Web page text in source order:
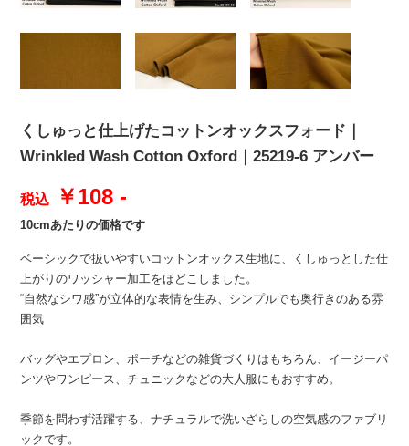
くしゅっと仕上げたコットンオックスフォード｜
Wrinkled Wash Cotton Oxford｜25219-6 アンバー
税込 ￥108 -
10cmあたりの価格です
ベーシックで扱いやすいコットンオックス生地に、くしゅっとした仕
上がりのワッシャー加工をほどこしました。
“自然なシワ感”が立体的な表情を生み、シンプルでも奥行きのある雰
囲気
バッグやエプロン、ポーチなどの雑貨づくりはもちろん、イージーパ
ンツやワンピース、チュニックなどの大人服にもおすすめ。
季節を問わず活躍する、ナチュラルで洗いざらしの空気感のファブリ
ックです。